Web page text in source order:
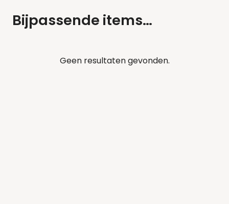
Bijpassende items…
Geen resultaten gevonden.